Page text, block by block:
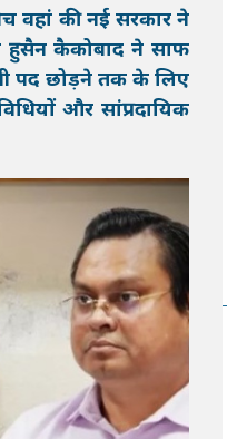
वहां की नई सरकार ने
हुसैन कैकोबाद ने साफ
पद छोड़ने तक के लिए
और सांप्रदायिक